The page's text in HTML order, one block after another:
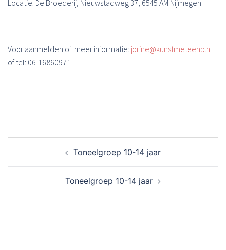
Locatie: De Broederij, Nieuwstadweg 37, 6545 AM Nijmegen
Voor aanmelden of meer informatie: jorine@kunstmeteenp.nl
of tel: 06-16860971
Toneelgroep 10-14 jaar
Toneelgroep 10-14 jaar